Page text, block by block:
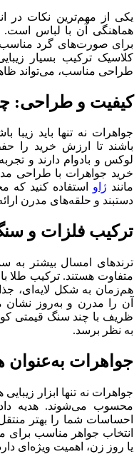
یکی از مهم‌ترین نکات در
هماهنگی آن با لباس است.
برای صورت‌های گرد
کلاسیک ترکیب بسیار
طراحی مناسب، می‌تواند
کیفیت و طراحی:
جواهرات نه تنها باید زیبا
باشند تا ارزش خرید را
لوکس و بادوام دارند و
خرید جواهرات با طراحی
مانند ژاو استفاده کنید که
دستبند و حلقه‌های مدرن
ترکیب فلزات و
ترندهای امسال بیشتر
متفاوت هستند. ترکیب طلا
هم‌زمان به شکل لایه‌ای،
آن را مدرن و به‌روز نشان
ظریف با چند سنگ قیمتی
به نظر برسد.
جواهرات به‌عنوان
جواهرات نه تنها ابزار
محسوب می‌شوند. هدیه
احساسات شما را بهتر
انتخاب جواهر مناسب برای
یا روز زن، اهمیت ویژه‌ای